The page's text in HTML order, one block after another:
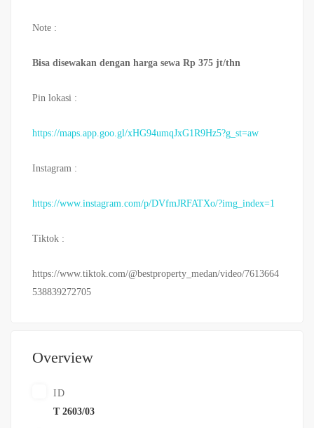
Note :
Bisa disewakan dengan harga sewa Rp 375 jt/thn
Pin lokasi :
https://maps.app.goo.gl/xHG94umqJxG1R9Hz5?g_st=aw
Instagram :
https://www.instagram.com/p/DVfmJRFATXo/?img_index=1
Tiktok :
https://www.tiktok.com/@bestproperty_medan/video/7613664
538839272705
Overview
ID
T 2603/03